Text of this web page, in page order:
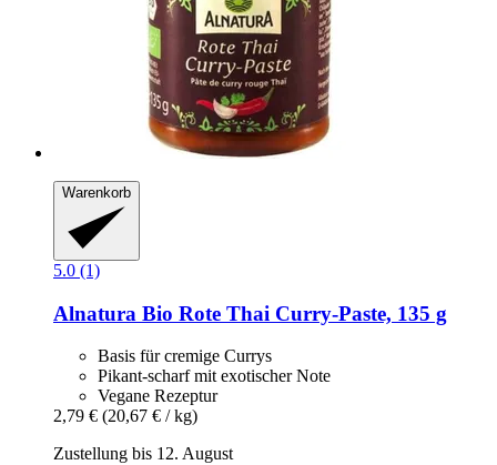
Warenkorb
5.0 (1)
Alnatura Bio Rote Thai Curry-​Paste, 135 g
Basis für cremige Currys
Pikant-scharf mit exotischer Note
Vegane Rezeptur
2,79 € (20,67 € / kg)
Zustellung bis 12. August